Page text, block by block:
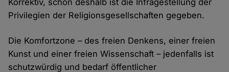
Korrektiv, schon deshalb ist die Infragestellung der
Privilegien der Religionsgesellschaften gegeben.
Die Komfortzone – des freien Denkens, einer freien
Kunst und einer freien Wissenschaft – jedenfalls ist
schutzwürdig und bedarf öffentlicher